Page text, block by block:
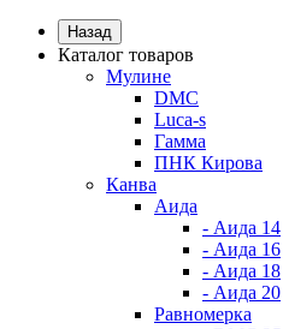
Назад
Каталог товаров
Мулине
DMC
Luca-s
Гамма
ПНК Кирова
Канва
Аида
- Аида 14
- Аида 16
- Аида 18
- Аида 20
Равномерка